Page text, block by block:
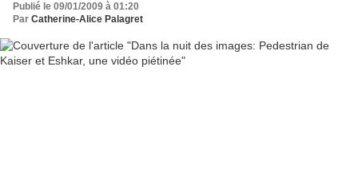
Publié le 09/01/2009 à 01:20
Par Catherine-Alice Palagret